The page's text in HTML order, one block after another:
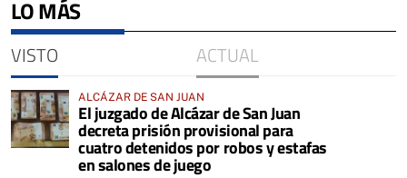
LO MÁS
VISTO ACTUAL
ALCÁZAR DE SAN JUAN
El juzgado de Alcázar de San Juan
decreta prisión provisional para
cuatro detenidos por robos y estafas
en salones de juego